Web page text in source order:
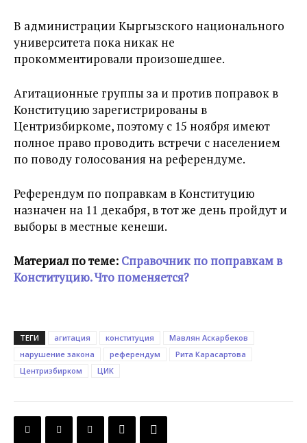
В администрации Кыргызского национального
университета пока никак не
прокомментировали произошедшее.
Агитационные группы за и против поправок в
Конституцию зарегистрированы в
Центризбиркоме, поэтому с 15 ноября имеют
полное право проводить встречи с населением
по поводу голосования на референдуме.
Референдум по поправкам в Конституцию
назначен на 11 декабря, в тот же день пройдут и
выборы в местные кенеши.
Материал по теме: Справочник по поправкам в
Конституцию. Что поменяется?
ТЕГИ агитация конституция
Мавлян Аскарбеков
нарушение закона
референдум
Рита Карасартова
Центризбирком
ЦИК